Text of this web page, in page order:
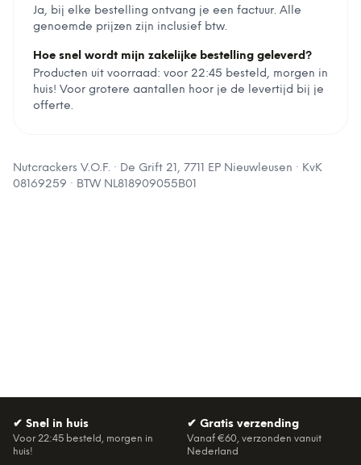
Ja, bij elke bestelling ontvang je een factuur. Alle
genoemde prijzen zijn inclusief btw.
Hoe snel wordt mijn zakelijke bestelling geleverd?
Producten uit voorraad: voor 22:45 besteld, morgen in
huis! Voor grotere aantallen hoor je de levertijd bij je
offerte.
Nutcrackers V.O.F. · De Grift 21, 7711 EP Nieuwleusen · KvK
08169259 · BTW NL818909055B01
✔ Snel in huis
Voor 22:45 besteld, morgen in
huis!
✔ Gratis verzending
Vanaf €60, verzonden vanuit
Nederland